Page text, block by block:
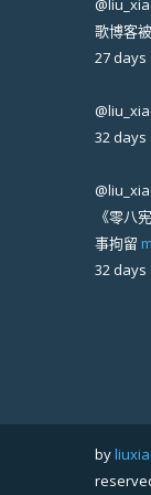
歌博客
27 days
32 days
《零八
事拘留
32 days
by